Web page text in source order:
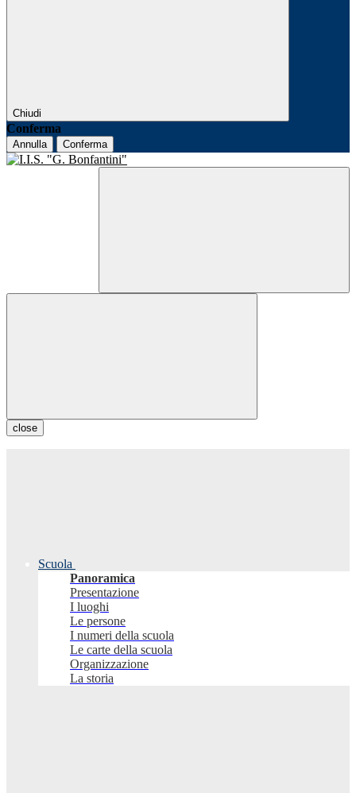
Chiudi
Conferma
Annulla Conferma
close
Scuola
Panoramica
Presentazione
I luoghi
Le persone
I numeri della scuola
Le carte della scuola
Organizzazione
La storia